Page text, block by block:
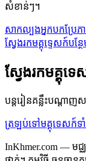
សំខាន់ៗ។
សាកល្បងអ្នកបកប្រែភ
ស្វែងរកមគ្គុទ្ទេសក៍បន្ថ
ស្វែងរកមគ្គុទ
បន្តរៀនគន្លឹះបណ្ដាញស
ត្រឡប់ទៅមគ្គុទេសក៍
InKhmer.com — មជ្